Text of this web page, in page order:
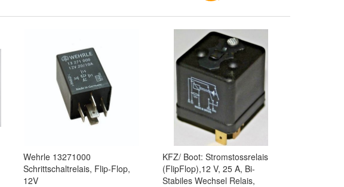
Wehrle 13271000
Schrittschaltrelais, Flip-Flop,
12V
KFZ/ Boot: Stromstossrelais
(FlipFlop),12 V, 25 A, Bi-
Stabiles Wechsel Relais,